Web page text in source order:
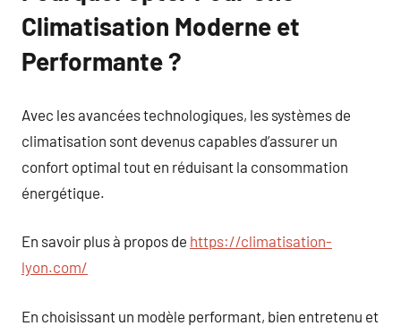
Climatisation Moderne et
Performante ?
Avec les avancées technologiques, les systèmes de
climatisation sont devenus capables d’assurer un
confort optimal tout en réduisant la consommation
énergétique.
En savoir plus à propos de https://climatisation-
lyon.com/
En choisissant un modèle performant, bien entretenu et